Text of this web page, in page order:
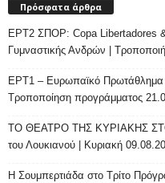
Πρόσφατα άρθρα
ΕΡΤ2 ΣΠΟΡ: Copa Libertadores
Γυμναστικής Ανδρών |
ΕΡΤ1 – Ευρωπαϊκό Πρωτάθλημα
Τροποποίηση προγράμματος
ΤΟ ΘΕΑΤΡΟ ΤΗΣ ΚΥΡΙΑΚΗΣ
του Λουκιανού | Κυριακή
H Σουμπερτιάδα στο Τρίτο